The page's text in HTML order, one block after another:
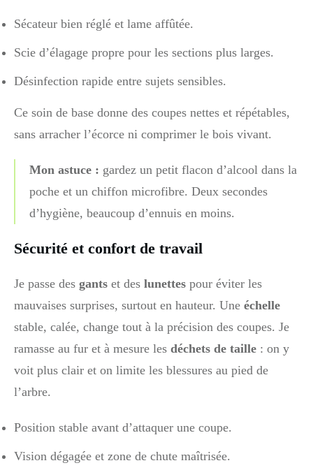
Sécateur bien réglé et lame affûtée.
Scie d’élagage propre pour les sections plus larges.
Désinfection rapide entre sujets sensibles.
Ce soin de base donne des coupes nettes et répétables,
sans arracher l’écorce ni comprimer le bois vivant.
Mon astuce : gardez un petit flacon d’alcool dans la
poche et un chiffon microfibre. Deux secondes
d’hygiène, beaucoup d’ennuis en moins.
Sécurité et confort de travail
Je passe des gants et des lunettes pour éviter les
mauvaises surprises, surtout en hauteur. Une échelle
stable, calée, change tout à la précision des coupes. Je
ramasse au fur et à mesure les déchets de taille : on y
voit plus clair et on limite les blessures au pied de
l’arbre.
Position stable avant d’attaquer une coupe.
Vision dégagée et zone de chute maîtrisée.